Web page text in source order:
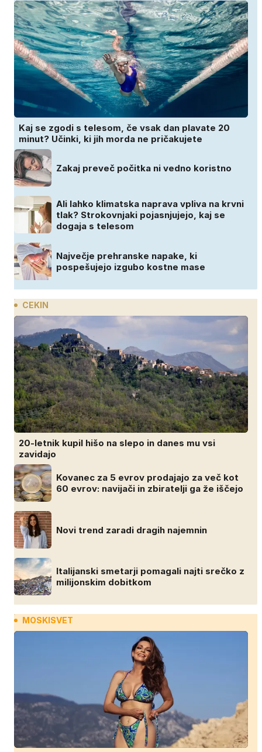
Kaj se zgodi s telesom, če vsak dan plavate 20
minut? Učinki, ki jih morda ne pričakujete
Zakaj preveč počitka ni vedno koristno
Ali lahko klimatska naprava vpliva na krvni
tlak? Strokovnjaki pojasnjujejo, kaj se
dogaja s telesom
Največje prehranske napake, ki
pospešujejo izgubo kostne mase
CEKIN
20-letnik kupil hišo na slepo in danes mu vsi
zavidajo
Kovanec za 5 evrov prodajajo za več kot
60 evrov: navijači in zbiratelji ga že iščejo
Novi trend zaradi dragih najemnin
Italijanski smetarji pomagali najti srečko z
milijonskim dobitkom
MOSKISVET